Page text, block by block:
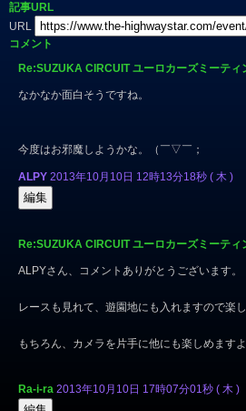
記事URL
URL
コメント
Re:SUZUKA CIRCUIT ユーロカーズミーテ
なかなか面白そうですね。
今度はお邪魔しようかな。（￣▽￣；
ALPY 2013年10月10日 12時13分18秒 ( 木 )
Re:SUZUKA CIRCUIT ユーロカーズミーテ
ALPYさん、コメントありがとうございます。
レースも見れて、遊園地にも入れますので楽
もちろん、カメラを片手に他にも楽しめます
Ra-i-ra 2013年10月10日 17時07分01秒 ( 木 )